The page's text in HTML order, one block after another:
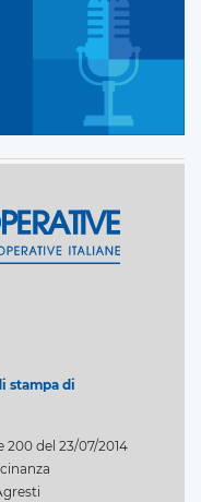
stampa di
200 del 23/07/2014